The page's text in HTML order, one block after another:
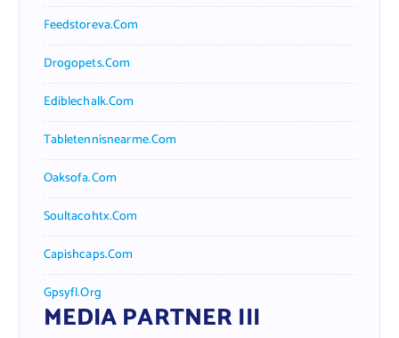
Feedstoreva.com
Drogopets.com
Ediblechalk.com
Tabletennisnearme.com
Oaksofa.com
Soultacohtx.com
Capishcaps.com
Gpsyfl.org
MEDIA PARTNER III